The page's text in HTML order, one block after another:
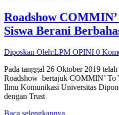
Roadshow
Siswa Berani
Diposkan Oleh:LPM OPINI 0
Pada tanggal 26 Oktober 2019 telah
Roadshow bertajuk COMMIN’ To
Ilmu Komunikasi Universitas
dengan Trust
Baca selengkapnya